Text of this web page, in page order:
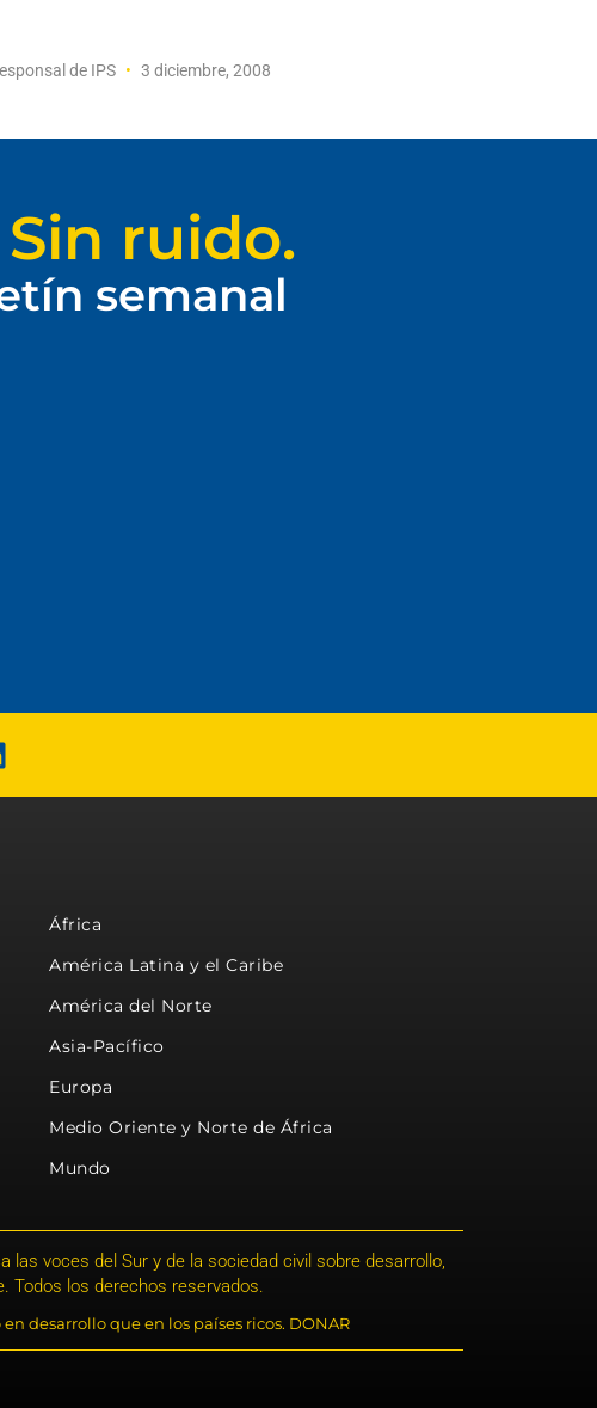
de IPS 3 diciembre, 2008
ruido.
semanal
África
América Latina y el Caribe
América del Norte
Asia-Pacífico
Europa
Medio Oriente y Norte de África
Mundo
voces del Sur y de la sociedad civil sobre desarrollo,
Todos los derechos reservados.
desarrollo que en los países ricos. DONAR